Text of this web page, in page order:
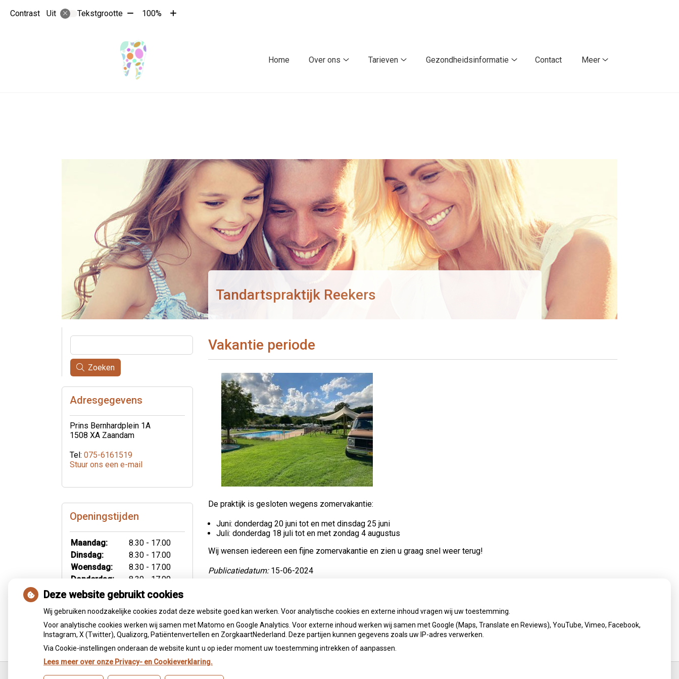
Contrast Uit Tekstgrootte Tekst
10%
100%
Tekst
Home
Over ons
Tarieven
Gezondheidsinformatie
Contact
Meer
Tandartspraktijk Reekers
Vakantie periode
De praktijk is gesloten wegens zomervakantie:
Juni: donderdag 20 juni tot en met dinsdag 25 juni
Juli: donderdag 18 juli tot en met zondag 4 augustus
Wij wensen iedereen een fijne zomervakantie en zien u graag snel weer terug!
Publicatiedatum: 15-06-2024
Zoeken
Adresgegevens
Prins Bernhardplein 1A
1508 XA Zaandam
Tel: 075-6161519
Stuur ons een e-mail
Openingstijden
Maandag:
8.30 - 17.00
Dinsdag:
8.30 - 17.00
Woensdag:
8.30 - 17.00
Donderdag:
8.30 - 17.00
Vrijdag:
8.30 - 12.00
Deze website gebruikt cookies
Wij gebruiken noodzakelijke cookies zodat deze website goed kan werken. Voor analytische cookies en externe inhoud vragen wij uw toestemming.
Voor analytische cookies werken wij samen met Matomo en Google Analytics. Voor externe inhoud werken wij samen met Google (Maps, Translate en Reviews), YouTube, Vimeo, Facebook,
Instagram, X (Twitter), Qualizorg, Patiëntenvertellen en ZorgkaartNederland. Deze partijen kunnen gegevens zoals uw IP-adres verwerken.
Via Cookie-instellingen onderaan de website kunt u op ieder moment uw toestemming intrekken of aanpassen.
Lees meer over onze Privacy- en Cookieverklaring.